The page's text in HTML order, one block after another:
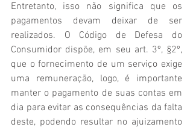
Entretanto, isso não significa que os
pagamentos devam deixar de ser
realizados. O Código de Defesa do
Consumidor dispõe, em seu art. 3º, §2º,
que o fornecimento de um serviço exige
uma remuneração, logo, é importante
manter o pagamento de suas contas em
dia para evitar as consequências da falta
deste, podendo resultar no ajuizamento